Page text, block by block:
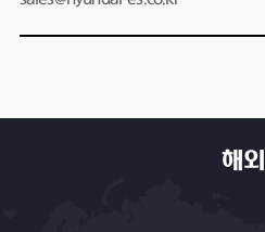
해외